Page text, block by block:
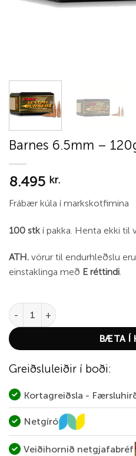
Barnes 6.5mm –
8.495 kr.
Frábær kúla í markskotfimina
100 stk í pakka. Henta ekki til
ATH. vörur til endurhleðslu
einstaklinga með E réttindi.
Barnes 6.5mm - 120gr. Match
BÆTA Í
Greiðsluleiðir í boði:
Kortagreiðsla -
Netgíró
Veiðihornið netgjafabréf